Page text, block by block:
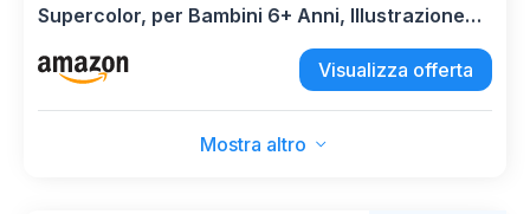
Supercolor, per Bambini 6+ Anni, Illustrazione
con Personaggi della Serie K-pop Demon
Hunters, Idea Regalo, Made in Italy, 38x27 cm,
Visualizza offerta
Mostra altro